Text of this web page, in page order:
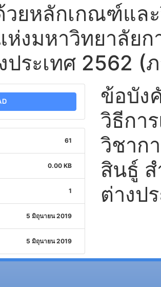
ยหลักเกณฑ์แล
ห่งมหาวิทยาลัย
ประเทศ 2562 (
61
0.00 KB
1
5 มิถุนายน 2019
5 มิถุนายน 2019
ข้อบัง
วิธีกา
วิชาก
สินธู์
ต่างป